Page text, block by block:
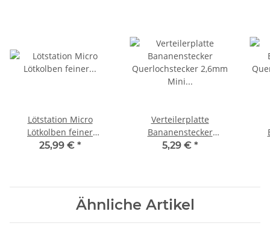
Lötstation Micro
Lötkolben feiner
Lötspitze regelbar 100-
25,99 € *
Verteilerplatte
Bananenstecker
Querlochstecker 2,6mm
5,29 € *
Ähnliche Artikel